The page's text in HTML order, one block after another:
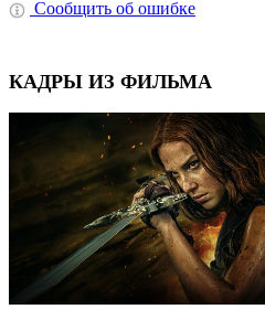
Сообщить об ошибке
КАДРЫ ИЗ ФИЛЬМА